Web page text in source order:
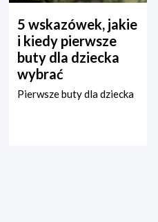
5 wskazówek, jakie
i kiedy pierwsze
buty dla dziecka
wybrać
Pierwsze buty dla dziecka